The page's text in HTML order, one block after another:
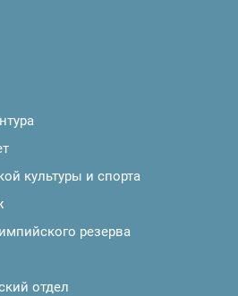
культуры и спорта
резерва
отдел